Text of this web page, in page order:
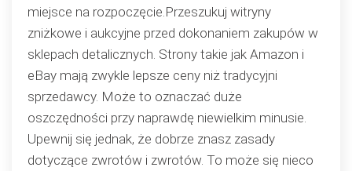
miejsce na rozpoczęcie.Przeszukuj witryny
zniżkowe i aukcyjne przed dokonaniem zakupów w
sklepach detalicznych. Strony takie jak Amazon i
eBay mają zwykle lepsze ceny niż tradycyjni
sprzedawcy. Może to oznaczać duże
oszczędności przy naprawdę niewielkim minusie.
Upewnij się jednak, że dobrze znasz zasady
dotyczące zwrotów i zwrotów. To może się nieco